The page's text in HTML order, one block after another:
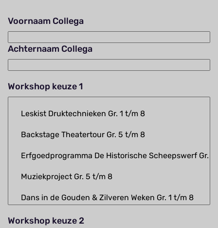
Voornaam Collega
Achternaam Collega
Workshop keuze 1
Workshop keuze 2